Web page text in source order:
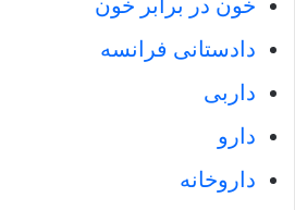
خون در برابر خون
دادستانی فرانسه
داربی
دارو
داروخانه